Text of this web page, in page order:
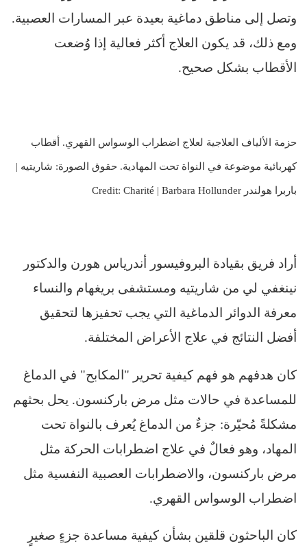
وتصل إلى مناطق دماغية بعيدة عبر المسارات العصبية.
ومع ذلك، قد يكون العلاج أكثر فعالية إذا وُضعت
الأقطاب بشكل صحيح.
حزمة الألياف العلاجية لعلاج اضطراب الوسواس القهري. أقطاب
كهربائية موضوعة في النواة تحت المهادية. حقوق الصورة: شاريتيه |
باربرا هولندر Credit: Charité | Barbara Hollunder
أراد فريق بقيادة البروفيسور أندرياس هورن والدكتور
نينغفي لي من شاريتيه ومستشفى بريغهام والنساء
معرفة الدوائر الدماغية التي يجب تحفيزها لتحقيق
أفضل النتائج في علاج الأعراض المختلفة.
كان هدفهم هو فهم كيفية تحرير "المكابح" في الدماغ
للمساعدة في حالات مثل مرض باركنسون. يحل بحثهم
مشكلةً مُحيّرة: جزءٌ من الدماغ يُعرف بالنواة تحت
المهاد، وهو فعالٌ في علاج اضطرابات الحركة مثل
مرض باركنسون، والاضطرابات العصبية النفسية مثل
اضطراب الوسواس القهري.
كان الباحثون قلقين بشأن كيفية مساعدة جزءٍ صغيرٍ